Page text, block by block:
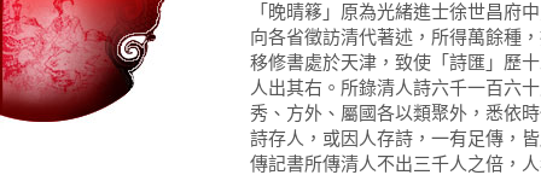
「晚晴簃」原為光緒進士徐世昌府
向各省徵訪清代著述，所得萬餘種
移修書處於天津，致使「詩匯」歷
人出其右。所錄清人詩六千一百六
秀、方外、屬國各以類聚外，悉依
詩存人，或因人存詩，一有足傳，
傳記書所傳清人不出三千人之倍，